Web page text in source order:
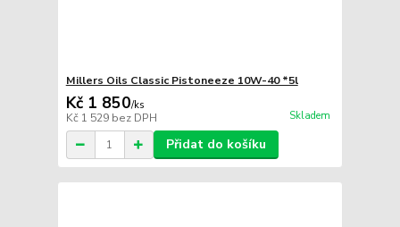
Millers Oils Classic Pistoneeze 10W-40 *5l
Kč 1 850/ks
Kč 1 529 bez DPH Skladem
Přidat do košíku